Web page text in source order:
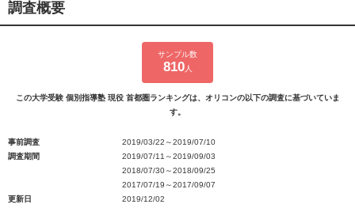
調査概要
サンプル数
810人
この大学受験 個別指導塾 現役 首都圏ランキングは、オリコンの以下の調査に基づいていま
す。
事前調査
2019/03/22～2019/07/10
調査期間
2019/07/11～2019/09/03
2018/07/30～2018/09/25
2017/07/19～2017/09/07
更新日
2019/12/02